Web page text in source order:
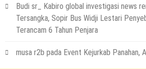
Budi sr_ Kabiro global investigasi news
Tersangka, Sopir Bus Widji Lestari
Terancam 6 Tahun Penjara
musa r2b pada Event Kejurkab Panahan,